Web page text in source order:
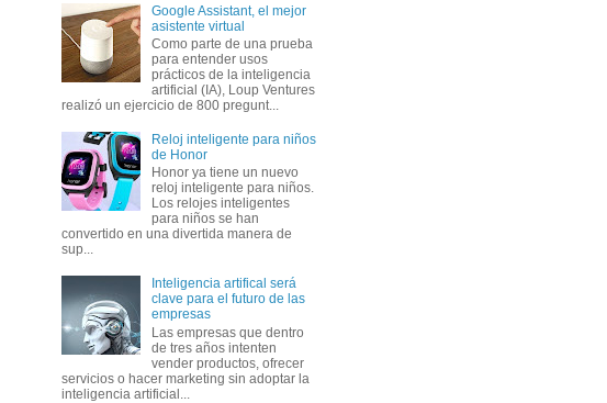
Google Assistant, el mejor
asistente virtual
Como parte de una prueba
para entender usos
prácticos de la inteligencia
artificial (IA), Loup Ventures
realizó un ejercicio de 800 pregunt...
Reloj inteligente para niños
de Honor
Honor ya tiene un nuevo
reloj inteligente para niños.
Los relojes inteligentes
para niños se han
convertido en una divertida manera de
sup...
Inteligencia artifical será
clave para el futuro de las
empresas
Las empresas que dentro
de tres años intenten
vender productos, ofrecer
servicios o hacer marketing sin adoptar la
inteligencia artificial...